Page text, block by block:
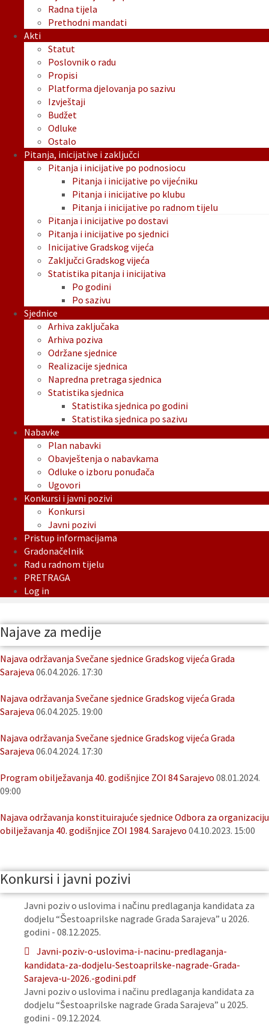
Radna tijela
Prethodni mandati
Akti
Statut
Poslovnik o radu
Propisi
Platforma djelovanja po sazivu
Izvještaji
Budžet
Odluke
Ostalo
Pitanja, inicijative i zaključci
Pitanja i inicijative po podnosiocu
Pitanja i inicijative po vijećniku
Pitanja i inicijative po klubu
Pitanja i inicijative po radnom tijelu
Pitanja i inicijative po dostavi
Pitanja i inicijative po sjednici
Inicijative Gradskog vijeća
Zaključci Gradskog vijeća
Statistika pitanja i inicijativa
Po godini
Po sazivu
Sjednice
Arhiva zaključaka
Arhiva poziva
Održane sjednice
Realizacije sjednica
Napredna pretraga sjednica
Statistika sjednica
Statistika sjednica po godini
Statistika sjednica po sazivu
Nabavke
Plan nabavki
Obavještenja o nabavkama
Odluke o izboru ponuđača
Ugovori
Konkursi i javni pozivi
Konkursi
Javni pozivi
Pristup informacijama
Gradonačelnik
Rad u radnom tijelu
PRETRAGA
Log in
Najave za medije
Najava održavanja Svečane sjednice Gradskog vijeća Grada
Sarajeva 06.04.2026. 17:30
Najava održavanja Svečane sjednice Gradskog vijeća Grada
Sarajeva 06.04.2025. 19:00
Najava održavanja Svečane sjednice Gradskog vijeća Grada
Sarajeva 06.04.2024. 17:30
Program obilježavanja 40. godišnjice ZOI 84 Sarajevo 08.01.2024.
09:00
Najava održavanja konstituirajuće sjednice Odbora za organizaciju
obilježavanja 40. godišnjice ZOI 1984. Sarajevo 04.10.2023. 15:00
Konkursi i javni pozivi
Javni poziv o uslovima i načinu predlaganja kandidata za
dodjelu “Šestoaprilske nagrade Grada Sarajeva” u 2026.
godini - 08.12.2025.
Javni-poziv-o-uslovima-i-nacinu-predlaganja-
kandidata-za-dodjelu-Sestoaprilske-nagrade-Grada-
Sarajeva-u-2026.-godini.pdf
Javni poziv o uslovima i načinu predlaganja kandidata za
dodjelu “Šestoaprilske nagrade Grada Sarajeva” u 2025.
godini - 09.12.2024.